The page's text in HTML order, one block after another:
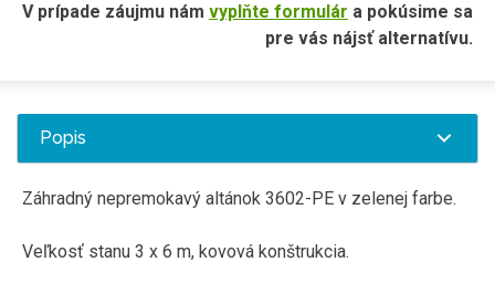
V prípade záujmu nám vyplňte formulár a pokúsime sa
pre vás nájsť alternatívu.
Popis
Záhradný nepremokavý altánok 3602-PE v zelenej farbe.
Veľkosť stanu 3 x 6 m, kovová konštrukcia.